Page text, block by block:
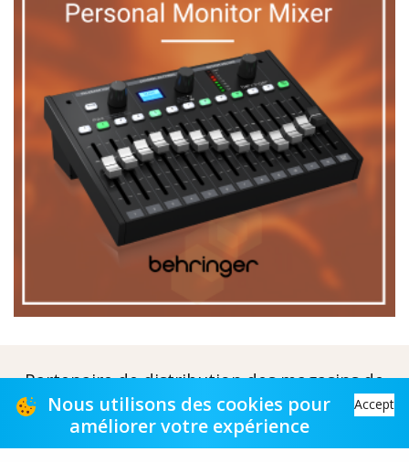
Partenaire de distribution des magasins de
musique
Distribution partner to music stores
Nous utilisons des cookies pour
améliorer votre expérience
Accept